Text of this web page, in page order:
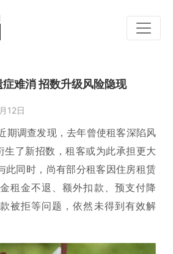
症难消 招数升级风险隐现
12日
期调查发现，去年曾使租客深陷风
生了新招数，租客或为此承担更大
此同时，尚有部分租客因住房租赁
租金不退、额外扣款、预支付降
被拒等问题，依然未得到有效解